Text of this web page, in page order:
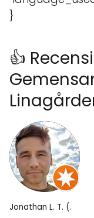
}
👍
Jonathan L. T. (.